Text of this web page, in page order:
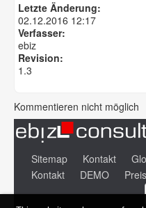
Letzte Änderung:
02.12.2016 12:17
Verfasser:
ebiz
Revision:
1.3
Kommentieren nicht möglich
Sitemap Kontakt
Kontakt
DEMO